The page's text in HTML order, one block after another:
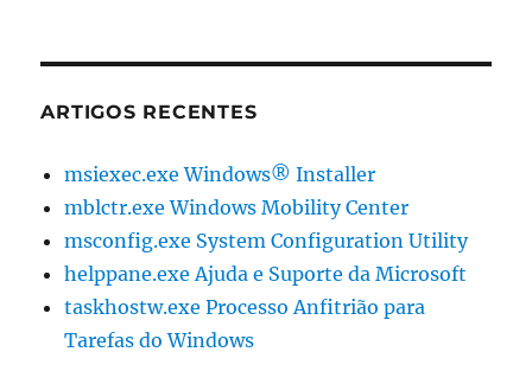
ARTIGOS RECENTES
msiexec.exe Windows® Installer
mblctr.exe Windows Mobility Center
msconfig.exe System Configuration Utility
helppane.exe Ajuda e Suporte da Microsoft
taskhostw.exe Processo Anfitrião para
Tarefas do Windows